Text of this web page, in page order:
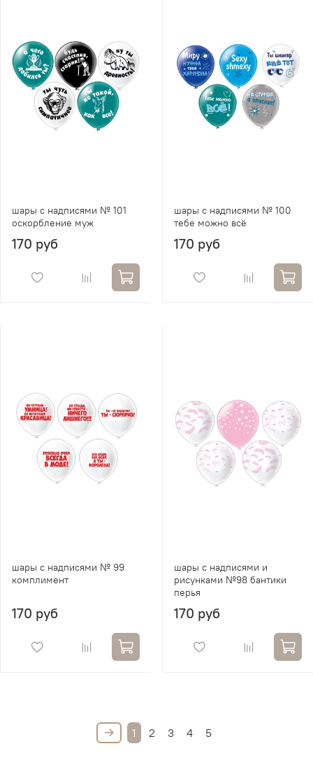
шары с надписями № 101
оскорбление муж
170 руб
шары с надписями № 100
тебе можно всё
170 руб
шары с надписями № 99
комплимент
170 руб
шары с надписями и
рисунками №98 бантики
перья
170 руб
1 2 3 4 5